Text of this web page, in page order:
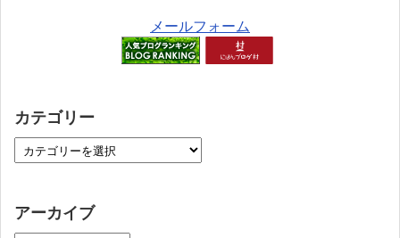
メールフォーム
カテゴリー
アーカイブ